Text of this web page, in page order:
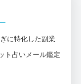
に特化した副業
ト占いメール鑑定